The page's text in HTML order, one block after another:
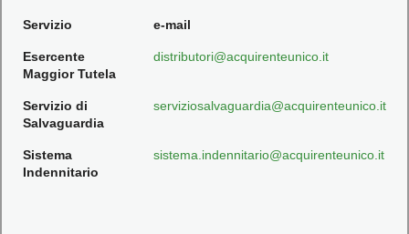
Servizio e-mail
Esercente
Maggior Tutela
distributori@acquirenteunico.it
Servizio di
Salvaguardia
serviziosalvaguardia@acquirenteunico.it
Sistema
Indennitario
sistema.indennitario@acquirenteunico.it